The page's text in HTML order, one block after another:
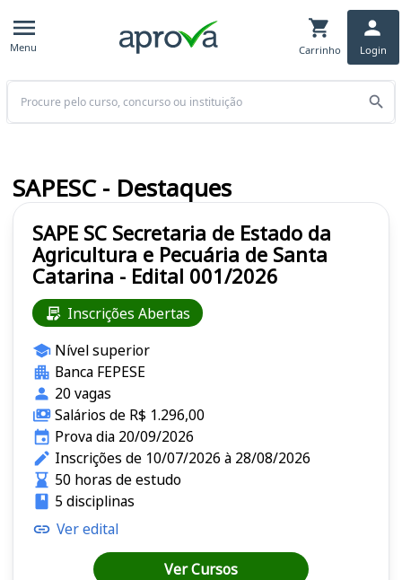
Menu Carrinho Login
Buscar
SAPE SC Secretaria de Estado da
Agricultura e Pecuária de Santa
Catarina - Edital 001/2026
Inscrições Abertas
Nível superior
Banca FEPESE
20 vagas
Salários de R$ 1.296,00
Prova dia 20/09/2026
Inscrições de 10/07/2026 à 28/08/2026
50 horas de estudo
5 disciplinas
Ver edital
Ver Cursos
SAPESC - Destaques